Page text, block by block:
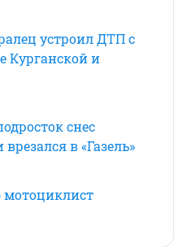
устроил ДТП с
Курганской и
снес
в «Газель»
мотоциклист